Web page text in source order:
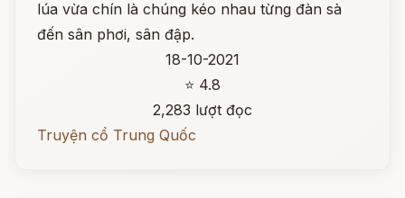
lúa vừa chín là chúng kéo nhau từng đàn sà
đến sân phơi, sân đập.
18-10-2021
⭐ 4.8
2,283 lượt đọc
Truyện cổ Trung Quốc